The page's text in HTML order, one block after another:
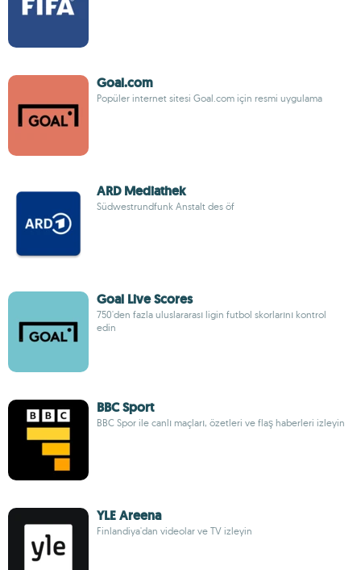
Goal.com
Popüler internet sitesi Goal.com için resmi uygulama
ARD Mediathek
Südwestrundfunk Anstalt des öf
Goal Live Scores
750'den fazla uluslararası ligin futbol skorlarını kontrol
edin
BBC Sport
BBC Spor ile canlı maçları, özetleri ve flaş haberleri izleyin
YLE Areena
Finlandiya'dan videolar ve TV izleyin